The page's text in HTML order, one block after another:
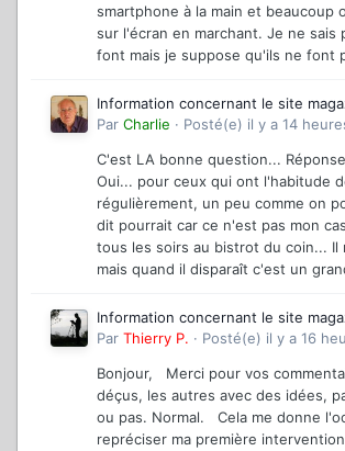
smartphone à la main et beaucoup
sur l'écran en marchant. Je ne sais
font mais je suppose qu'ils ne font
Information concernant le site
Par Charlie · Posté(e) il y a 14
C'est LA bonne question...
Oui... pour ceux qui ont l'habitude
régulièrement, un peu comme on
dit pourrait car ce n'est pas mon
tous les soirs au bistrot du coin... Il
mais quand il disparaît c'est un
Information concernant le site
Par Thierry P. · Posté(e) il y a 16
Bonjour, Merci pour vos
déçus, les autres avec des idées,
ou pas. Normal. Cela me donne
repréciser ma première